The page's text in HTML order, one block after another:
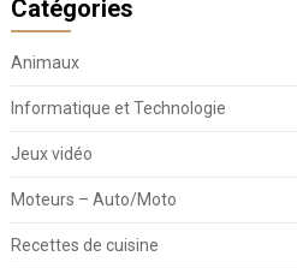
Catégories
Animaux
Informatique et Technologie
Jeux vidéo
Moteurs – Auto/Moto
Recettes de cuisine